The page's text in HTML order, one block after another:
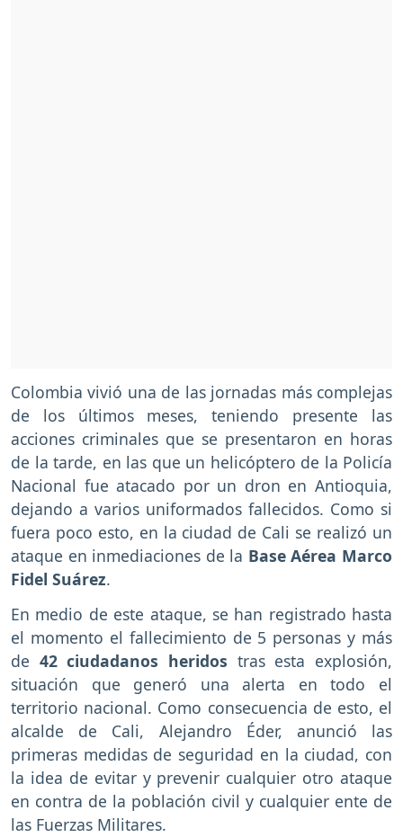
Colombia vivió una de las jornadas más complejas
de los últimos meses, teniendo presente las
acciones criminales que se presentaron en horas
de la tarde, en las que un helicóptero de la Policía
Nacional fue atacado por un dron en Antioquia,
dejando a varios uniformados fallecidos. Como si
fuera poco esto, en la ciudad de Cali se realizó un
ataque en inmediaciones de la Base Aérea Marco
Fidel Suárez.
En medio de este ataque, se han registrado hasta
el momento el fallecimiento de 5 personas y más
de 42 ciudadanos heridos tras esta explosión,
situación que generó una alerta en todo el
territorio nacional. Como consecuencia de esto, el
alcalde de Cali, Alejandro Éder, anunció las
primeras medidas de seguridad en la ciudad, con
la idea de evitar y prevenir cualquier otro ataque
en contra de la población civil y cualquier ente de
las Fuerzas Militares.